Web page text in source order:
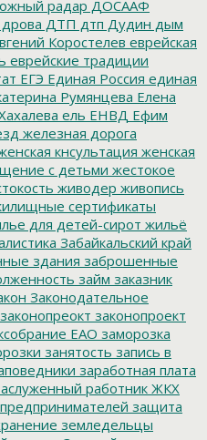
радар ДОСААФ
дрова ДТП дтп Дудин дым
Коростелев еврейская
еврейские традиции
ЕГЭ Единая Россия единая
Румянцева Елена
ель ЕНВД Ефим
железная дорога
кнсультация женская
с детьми жестокое
живодер живопись
сертификаты
для детей-сирот жильё
Забайкальский край
здания заброшенные
займ заказник
Законодательное
законопреокт законопроект
ЕАО заморозка
занятость запись в
заработная плата
работник ЖКХ
защита
земледельцы